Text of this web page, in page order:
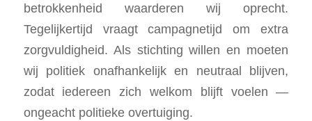
betrokkenheid waarderen wij oprecht.
Tegelijkertijd vraagt campagnetijd om extra
zorgvuldigheid. Als stichting willen en moeten
wij politiek onafhankelijk en neutraal blijven,
zodat iedereen zich welkom blijft voelen —
ongeacht politieke overtuiging.